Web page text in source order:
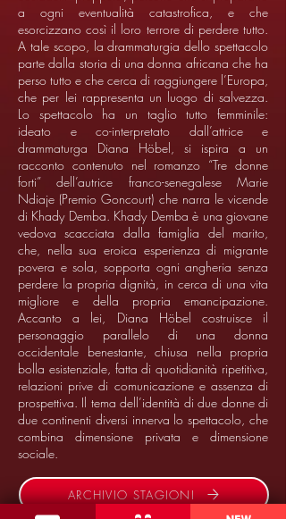
a ogni eventualità catastrofica, e che
esorcizzano così il loro terrore di perdere tutto.
A tale scopo, la drammaturgia dello spettacolo
parte dalla storia di una donna africana che ha
perso tutto e che cerca di raggiungere l’Europa,
che per lei rappresenta un luogo di salvezza.
Lo spettacolo ha un taglio tutto femminile:
ideato e co-interpretato dall’attrice e
drammaturga Diana Höbel, si ispira a un
racconto contenuto nel romanzo “Tre donne
forti” dell’autrice franco-senegalese Marie
Ndiaje (Premio Goncourt) che narra le vicende
di Khady Demba. Khady Demba è una giovane
vedova scacciata dalla famiglia del marito,
che, nella sua eroica esperienza di migrante
povera e sola, sopporta ogni angheria senza
perdere la propria dignità, in cerca di una vita
migliore e della propria emancipazione.
Accanto a lei, Diana Höbel costruisce il
personaggio parallelo di una donna
occidentale benestante, chiusa nella propria
bolla esistenziale, fatta di quotidianità ripetitiva,
relazioni prive di comunicazione e assenza di
prospettiva. Il tema dell’identità di due donne di
due continenti diversi innerva lo spettacolo, che
combina dimensione privata e dimensione
sociale.
ARCHIVIO STAGIONI